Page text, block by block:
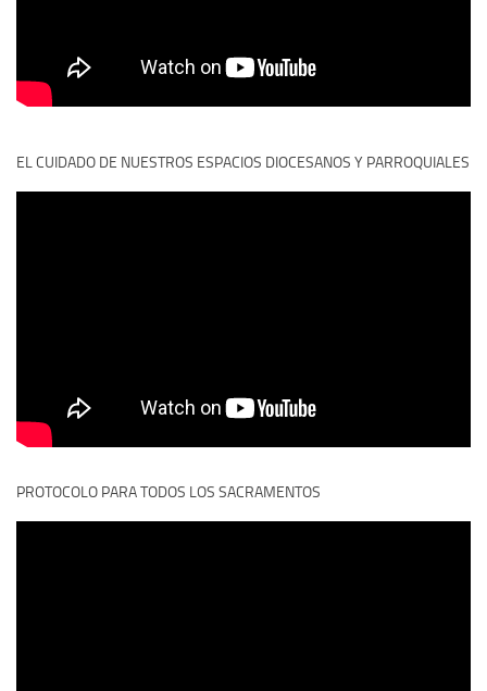
EL CUIDADO DE NUESTROS ESPACIOS DIOCESANOS Y PARROQUIALES
PROTOCOLO PARA TODOS LOS SACRAMENTOS